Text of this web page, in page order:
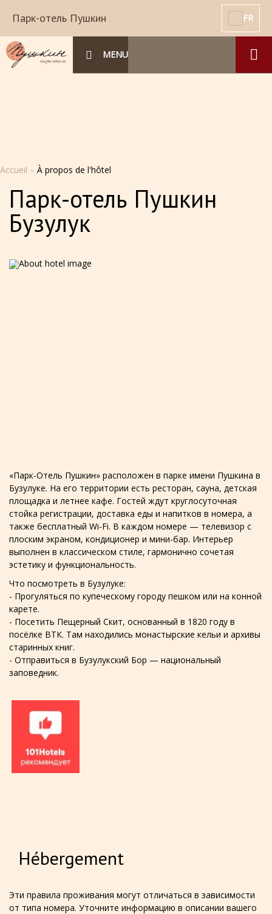
Парк-отель Пушкин FR
MENU
Accueil – À propos de l'hôtel
Парк-отель Пушкин
Бузулук
«Парк-Отель Пушкин» расположен в парке имени Пушкина в
Бузулуке. На его территории есть ресторан, сауна, детская
площадка и летнее кафе. Гостей ждут круглосуточная
стойка регистрации, доставка еды и напитков в номера, а
также бесплатный Wi-Fi. В каждом номере — телевизор с
плоским экраном, кондиционер и мини-бар. Интерьер
выполнен в классическом стиле, гармонично сочетая
эстетику и функциональность.
Что посмотреть в Бузулуке:
- Прогуляться по купеческому городу пешком или на конной
карете.
- Посетить Пещерный Скит, основанный в 1820 году в
посёлке ВТК. Там находились монастырские кельи и архивы
старинных книг.
- Отправиться в Бузулукский Бор — национальный
заповедник.
Hébergement
Эти правила проживания могут отличаться в зависимости
от типа номера. Уточните информацию в описании вашего